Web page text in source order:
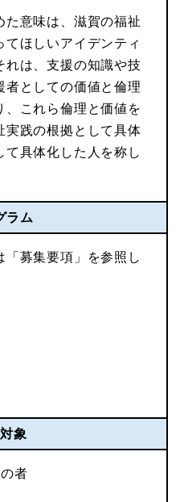
た意味は、滋賀の福祉
ほしいアイデンティ
れは、支援の知識や技
者としての価値と倫理
、これら倫理と価値を
実践の根拠として具体
具体化した人を称し
ラム
募集要項」を参照し
象
者